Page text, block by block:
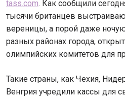
tass.com. Как сообщили
тысячи британцев
вереницы, а порой даже
разных районах города,
олимпийских комитетов для
Такие страны, как Чехия,
Венгрия учредили кассы для